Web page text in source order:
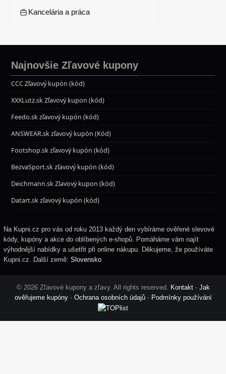
Kancelária a práca
Najnovšie Zľavové kupony
CCC Zľavový kupón (kód)
XXXLutz.sk Zľavový kupon (kód)
Feedo.sk zľavový kupón (kód)
ANSWEAR.sk zľavový kupón (Kód)
Footshop.sk zľavový kupón (kód)
BezvaSport.sk zľavový kupón (kód)
Deichmann.sk Zlavový kupon (kód)
Datart.sk zľavový kupón (kód)
Na Kupni.cz pro vás od roku 2013 každý den vybíráme ověřené slevové
kódy, kupóny a akce do oblíbených e-shopů. Pomáháme vám najít
výhodnější nabídky a ušetřit při online nákupu. Děkujeme, že používáte
Kupni.cz. Další země:Slovensko
© 2026 Zľavové kupony a zľavy. All rights reserved. Kontakt- Jak
ověřujeme kupóny- Ochrana osobních údajů- Podmínky používání